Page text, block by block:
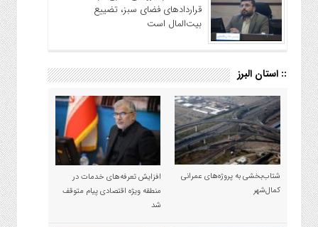
قراردادهای فضای سبز، تضییع
بیت‌المال است
:: استان البرز
شتاب‌بخشی به پروژه‌های عمرانی
کمال‌شهر
افزایش تعرفه‌های خدمات در
منطقه ویژه اقتصادی پیام متوقف
شد